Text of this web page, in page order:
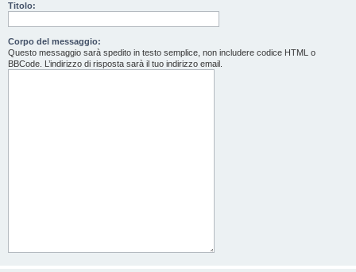
Titolo:
Corpo del messaggio:
Questo messaggio sarà spedito in testo semplice, non includere codice HTML o
BBCode. L’indirizzo di risposta sarà il tuo indirizzo email.